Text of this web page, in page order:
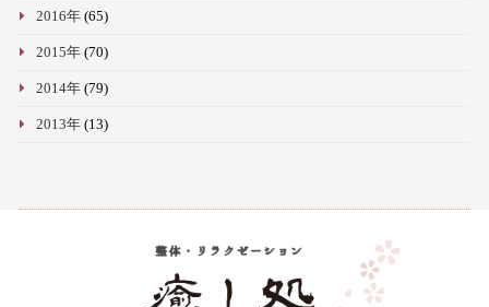
2016年(65)
2015年(70)
2014年(79)
2013年(13)